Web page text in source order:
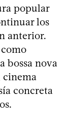
popular
los
anterior.
bossa nova
cinema
concreta